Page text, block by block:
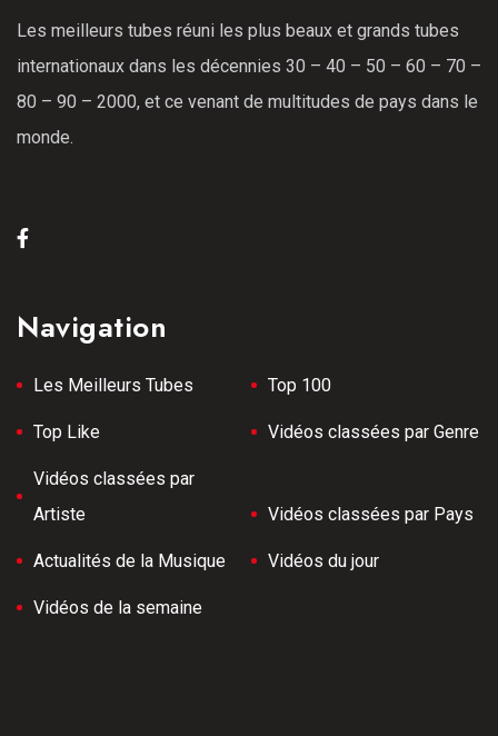
Les meilleurs tubes réuni les plus beaux et grands tubes
internationaux dans les décennies 30 – 40 – 50 – 60 – 70 –
80 – 90 – 2000, et ce venant de multitudes de pays dans le
monde.
Navigation
Les Meilleurs Tubes Top 100
Top Like Vidéos classées par Genre
Vidéos classées par
Artiste
Vidéos classées par Pays
Actualités de la Musique Vidéos du jour
Vidéos de la semaine